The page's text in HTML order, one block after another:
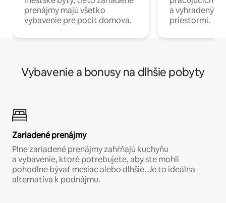
prenájmy majú všetko
vybavenie pre pocit domova.
a
priestormi.
Vybavenie a bonusy na dlhšie pobyty
Zariadené prenájmy
Plne zariadené prenájmy zahŕňajú kuchyňu
a vybavenie, ktoré potrebujete, aby ste mohli
pohodlne bývať mesiac alebo dlhšie. Je to ideálna
alternatíva k podnájmu.